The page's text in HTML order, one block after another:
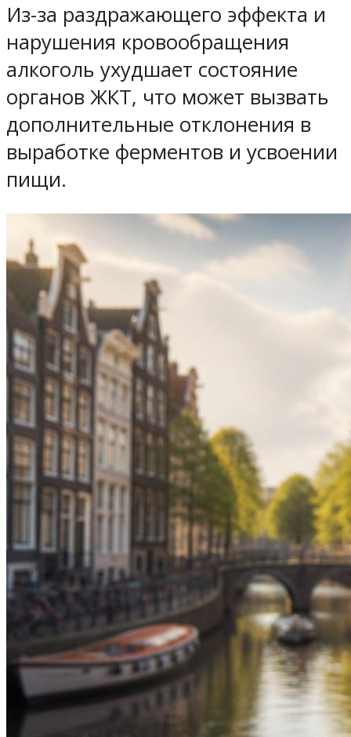
Из-за раздражающего эффекта и
нарушения кровообращения
алкоголь ухудшает состояние
органов ЖКТ, что может вызвать
дополнительные отклонения в
выработке ферментов и усвоении
пищи.